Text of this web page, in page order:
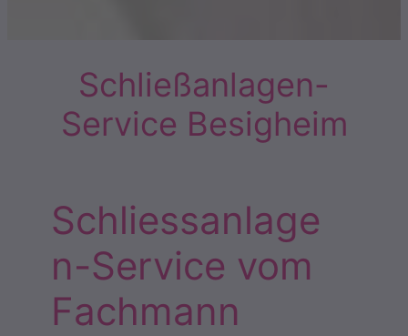
Schließanlagen-
Service Besigheim
Schliessanlage
n-Service vom
Fachmann